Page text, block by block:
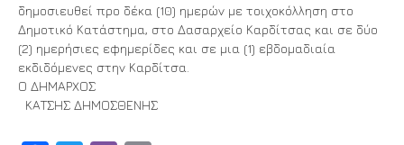
δημοσιευθεί προ δέκα (10) ημερών με τοιχοκόλληση στο
Δημοτικό Κατάστημα, στο Δασαρχείο Καρδίτσας και σε δύο
(2) ημερήσιες εφημερίδες και σε μια (1) εβδομαδιαία
εκδιδόμενες στην Καρδίτσα.
Ο ΔΗΜΑΡΧΟΣ
ΚΑΤΣΗΣ ΔΗΜΟΣΘΕΝΗΣ